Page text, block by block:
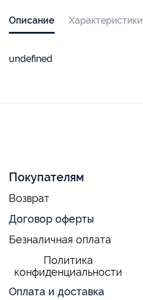
Описание Характеристики
undefined
Покупателям
Возврат
Договор оферты
Безналичная оплата
Политика
конфиденциальности
Оплата и доставка